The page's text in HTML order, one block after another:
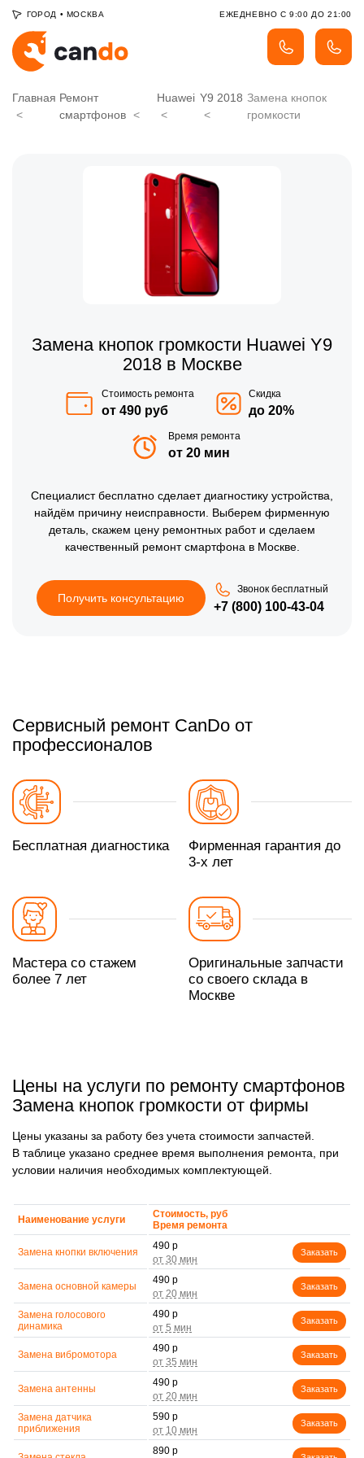
ГОРОД • МОСКВА ЕЖЕДНЕВНО С 9:00 ДО 21:00
Главная Ремонт
смартфонов
Huawei Y9 2018 Замена кнопок
громкости
Замена кнопок громкости Huawei Y9
2018 в Москве
Стоимость ремонта
от 490 руб
Скидка
до 20%
Время ремонта
от 20 мин
Специалист бесплатно сделает диагностику устройства,
найдём причину неисправности. Выберем фирменную
деталь, скажем цену ремонтных работ и сделаем
качественный ремонт смартфона в Москве.
Получить консультацию
Звонок бесплатный
+7 (800) 100-43-04
Сервисный ремонт CanDo от
профессионалов
Бесплатная диагностика
Фирменная гарантия до
3-х лет
Мастера со стажем
более 7 лет
Оригинальные запчасти
со своего склада в
Москве
Цены на услуги по ремонту смартфонов
Замена кнопок громкости от фирмы
Цены указаны за работу без учета стоимости запчастей.
В таблице указано среднее время выполнения ремонта, при
условии наличия необходимых комплектующей.
Наименование услуги
Стоимость, руб
Время ремонта
Замена кнопки включения
490 р
Заказать
Замена основной камеры
490 р
Заказать
Замена голосового
динамика
490 р
Заказать
Замена вибромотора
490 р
Заказать
Замена антенны
490 р
Заказать
Замена датчика
приближения
590 р
Заказать
890 р